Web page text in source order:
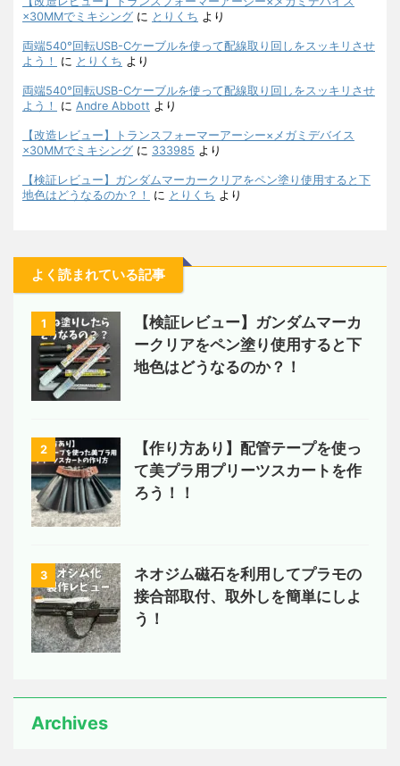
×30MMでミキシング に とりくち より
両端540°回転USB-Cケーブルを使って配線取り回しをスッキリさせ
よう！
に とりくち より
両端540°回転USB-Cケーブルを使って配線取り回しをスッキリさせ
よう！
に Andre Abbott より
【改造レビュー】トランスフォーマーアーシー×メガミデバイス
×30MMでミキシング に 333985 より
【検証レビュー】ガンダムマーカークリアをペン塗り使用すると下
地色はどうなるのか？！
に とりくち より
よく読まれている記事
1
【検証レビュー】ガンダムマーカ
ークリアをペン塗り使用すると下
地色はどうなるのか？！
2
【作り方あり】配管テープを使っ
て美プラ用プリーツスカートを作
ろう！！
3
ネオジム磁石を利用してプラモの
接合部取付、取外しを簡単にしよ
う！
Archives